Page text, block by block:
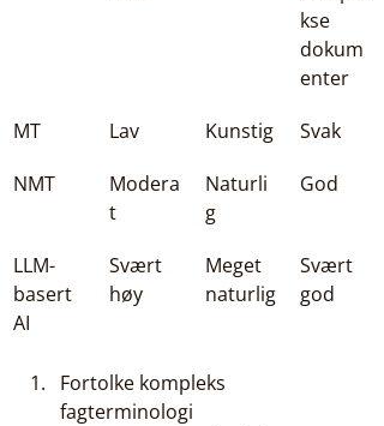
kse
dokum
enter
MT
Lav Kunstig
Svak
NMT
Modera
t
Naturli
g
God
LLM-
basert
AI
Svært
høy
Meget
naturlig
Svært
god
Fortolke kompleks
fagterminologi